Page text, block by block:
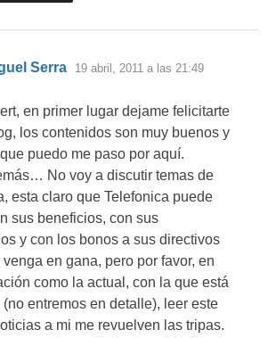
Serra dice:
19 abril, 2011 a las 21:49
en primer lugar dejame felicitarte
los contenidos son muy buenos y
puedo me paso por aquí.
No voy a discutir temas de
esta claro que Telefonica puede
sus beneficios, con sus
y con los bonos a sus directivos
venga en gana, pero por favor, en
como la actual, con la que está
entremos en detalle), leer este
a mi me revuelven las tripas.